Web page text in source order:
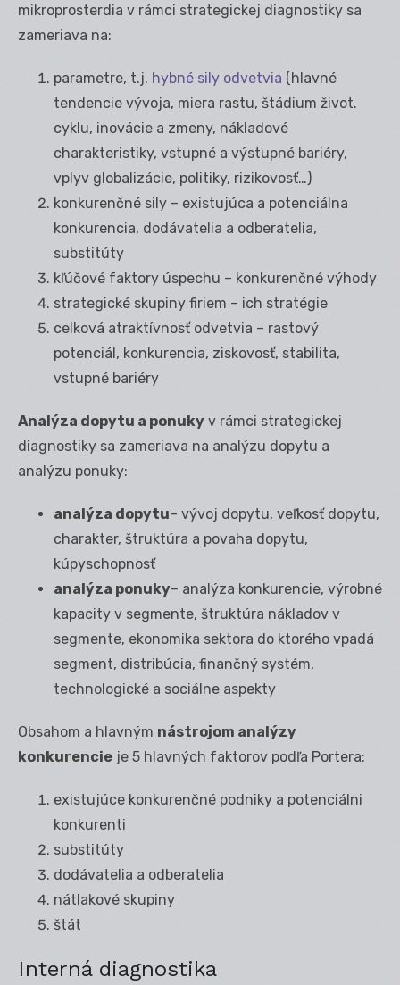
mikroprosterdia v rámci strategickej diagnostiky sa
zameriava na:
parametre, t.j. hybné sily odvetvia (hlavné
tendencie vývoja, miera rastu, štádium život.
cyklu, inovácie a zmeny, nákladové
charakteristiky, vstupné a výstupné bariéry,
vplyv globalizácie, politiky, rizikovosť…)
konkurenčné sily – existujúca a potenciálna
konkurencia, dodávatelia a odberatelia,
substitúty
kľúčové faktory úspechu – konkurenčné výhody
strategické skupiny firiem – ich stratégie
celková atraktívnosť odvetvia – rastový
potenciál, konkurencia, ziskovosť, stabilita,
vstupné bariéry
Analýza dopytu a ponuky v rámci strategickej
diagnostiky sa zameriava na analýzu dopytu a
analýzu ponuky:
analýza dopytu– vývoj dopytu, veľkosť dopytu,
charakter, štruktúra a povaha dopytu,
kúpyschopnosť
analýza ponuky– analýza konkurencie, výrobné
kapacity v segmente, štruktúra nákladov v
segmente, ekonomika sektora do ktorého vpadá
segment, distribúcia, finančný systém,
technologické a sociálne aspekty
Obsahom a hlavným nástrojom analýzy
konkurencie je 5 hlavných faktorov podľa Portera:
existujúce konkurenčné podniky a potenciálni
konkurenti
substitúty
dodávatelia a odberatelia
nátlakové skupiny
štát
Interná diagnostika